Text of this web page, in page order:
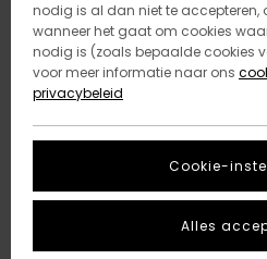
nodig is al dan niet te accepteren,
wanneer het gaat om cookies
nodig is (zoals bepaalde cookies
voor meer informatie naar ons
privacybeleid
Cookie-
Alles